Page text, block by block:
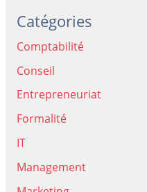
Catégories
Comptabilité
Conseil
Entrepreneuriat
Formalité
IT
Management